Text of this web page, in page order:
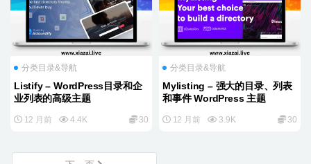
分类目录&导航
Listify – WordPress目录和企
业列表的高级主题
12 月前 4.4K 30
分类目录&导航
Mylisting – 强大的目录、列表
和事件 WordPress 主题
12 月前 3.9K 30